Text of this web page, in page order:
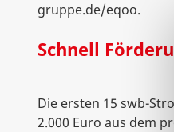
gruppe.de/eqoo.
Schnell
Die ersten 15 swb-
2.000 Euro aus dem